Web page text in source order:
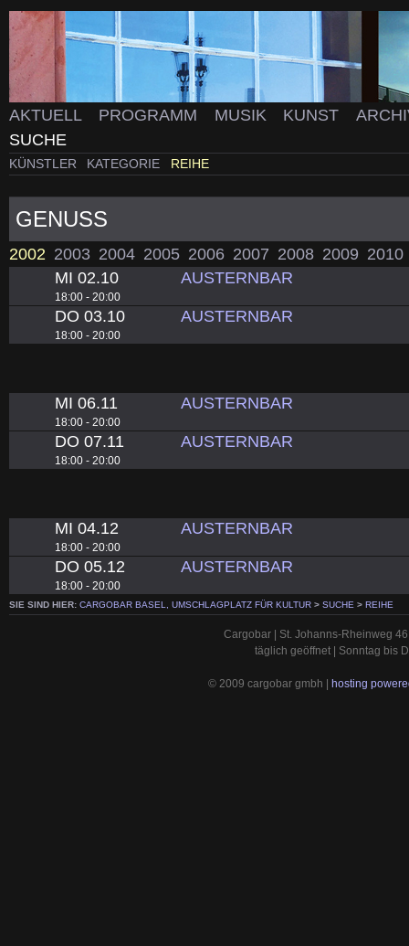
AKTUELL PROGRAMM MUSIK KUNST
SUCHE
KÜNSTLER KATEGORIE REIHE
GENUSS
2002 2003 2004 2005 2006 2007 2008 2009 2010
MI 02.10
18:00 - 20:00
AUSTERNBAR
DO 03.10
18:00 - 20:00
AUSTERNBAR
MI 06.11
18:00 - 20:00
AUSTERNBAR
DO 07.11
18:00 - 20:00
AUSTERNBAR
MI 04.12
18:00 - 20:00
AUSTERNBAR
DO 05.12
18:00 - 20:00
AUSTERNBAR
SIE SIND HIER: CARGOBAR BASEL, UMSCHLAGPLATZ FÜR KULTUR > SUCHE > REIHE
Cargobar | St. Johanns-Rheinweg
täglich geöffnet | Sonntag bis
© 2009 cargobar gmbh | hosting